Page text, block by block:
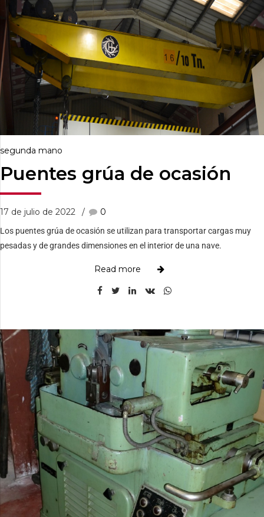
segunda mano
Puentes grúa de ocasión
17 de julio de 2022 0
Los puentes grúa de ocasión se utilizan para transportar cargas muy
pesadas y de grandes dimensiones en el interior de una nave.
Read more